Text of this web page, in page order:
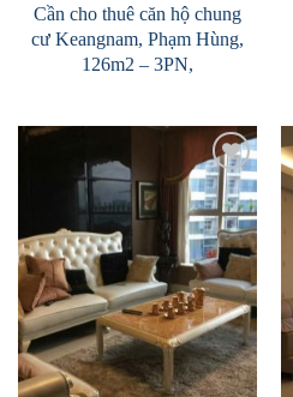
Cần cho thuê căn hộ chung
cư Keangnam, Phạm Hùng,
126m2 – 3PN,
Add to
Wishlist